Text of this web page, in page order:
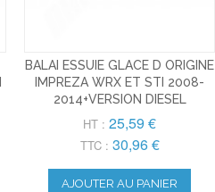
BALAI ESSUIE GLACE D ORIGINE
IMPREZA WRX ET STI 2008-
2014+VERSION DIESEL
HT : 25,59 €
TTC : 30,96 €
AJOUTER AU PANIER